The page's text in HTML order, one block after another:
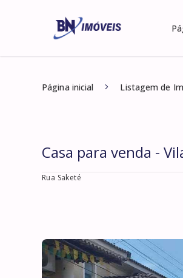
Página inicial Listagem de
Casa para venda -
Rua Saketé